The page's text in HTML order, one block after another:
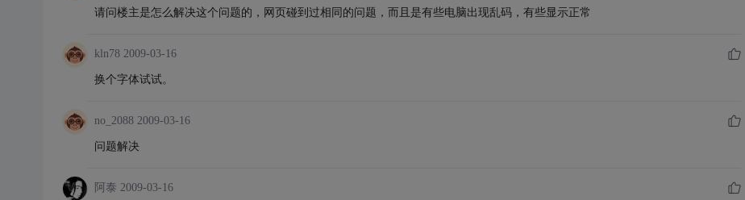
请问楼主是怎么解决这个问题的，网页碰到过相同的问题，而且是有些电脑出现乱码，有些显示正常
kln78 2009-03-16
换个字体试试。
no_2088 2009-03-16
问题解决
阿泰 2009-03-16